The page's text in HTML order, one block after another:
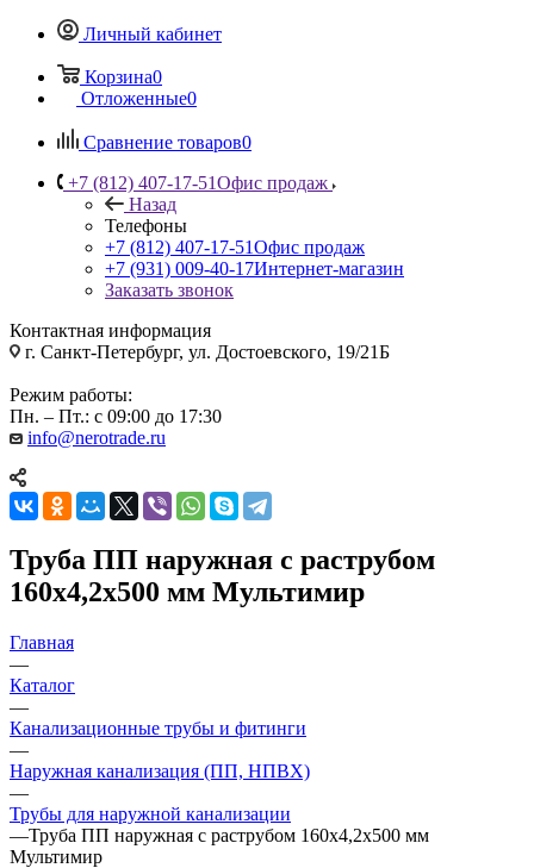
Личный кабинет
Корзина0
Отложенные0
Сравнение товаров0
+7 (812) 407-17-51Офис продаж
Назад
Телефоны
+7 (812) 407-17-51Офис продаж
+7 (931) 009-40-17Интернет-магазин
Заказать звонок
Контактная информация
г. Санкт-Петербург, ул. Достоевского, 19/21Б
Режим работы:
Пн. – Пт.: с 09:00 до 17:30
info@nerotrade.ru
Труба ПП наружная с раструбом
160х4,2х500 мм Мультимир
Главная
—
Каталог
—
Канализационные трубы и фитинги
—
Наружная канализация (ПП, НПВХ)
—
Трубы для наружной канализации
—Труба ПП наружная с раструбом 160х4,2х500 мм
Мультимир